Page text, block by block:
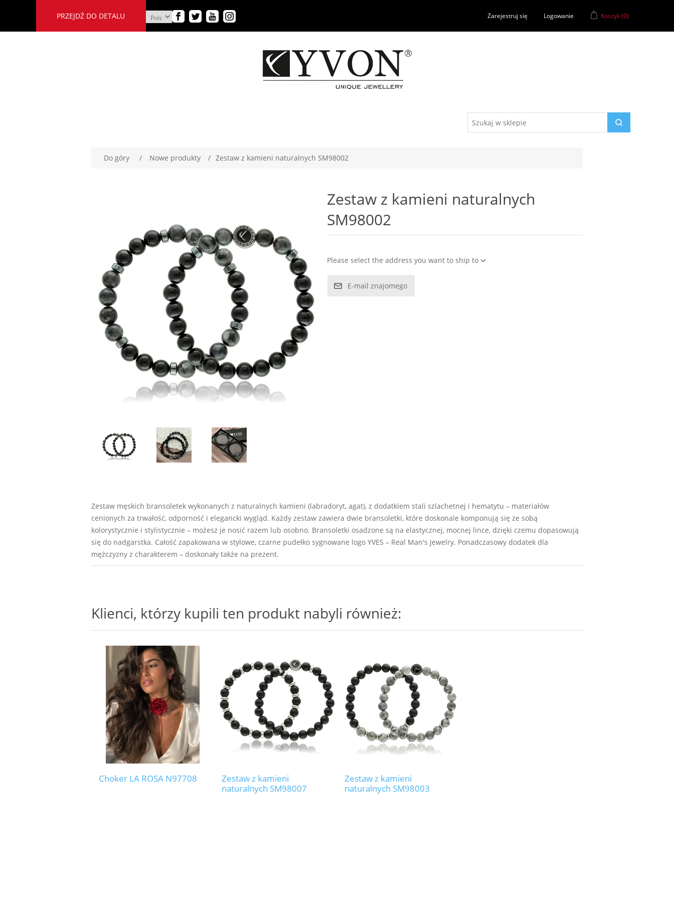
PRZEJDŹ DO DETALU Zarejestruj się Logowanie Koszyk(0)
Do góry / Nowe produkty / Zestaw z kamieni naturalnych SM98002
Zestaw z kamieni naturalnych
SM98002
Please select the address you want to ship to
E-mail znajomego
Zestaw męskich bransoletek wykonanych z naturalnych kamieni (labradoryt, agat), z dodatkiem stali szlachetnej i hematytu – materiałów
cenionych za trwałość, odporność i elegancki wygląd. Każdy zestaw zawiera dwie bransoletki, które doskonale komponują się ze sobą
kolorystycznie i stylistycznie – możesz je nosić razem lub osobno. Bransoletki osadzone są na elastycznej, mocnej lince, dzięki czemu dopasowują
się do nadgarstka. Całość zapakowana w stylowe, czarne pudełko sygnowane logo YVES – Real Man's Jewelry. Ponadczasowy dodatek dla
mężczyzny z charakterem – doskonały także na prezent.
Klienci, którzy kupili ten produkt nabyli również:
Choker LA ROSA N97708
Zestaw z kamieni
naturalnych SM98007
Zestaw z kamieni
naturalnych SM98003